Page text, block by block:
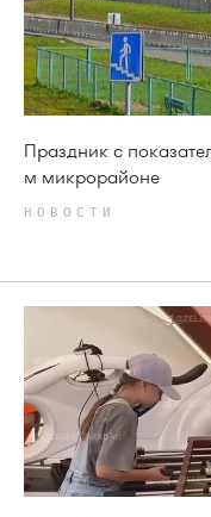
Праздник с
м микрорайоне
НОВОСТИ